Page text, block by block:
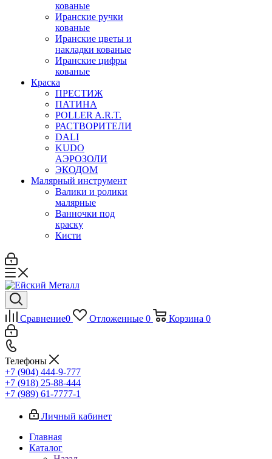
кованые
Иранские ручки
кованые
Иранские цветы и
накладки кованые
Иранские цифры
кованые
Краска
ПРЕСТИЖ
ПАТИНА
POLLER A.R.T.
РАСТВОРИТЕЛИ
DALI
KUDO
АЭРОЗОЛИ
ЭКОДОМ
Малярный инструмент
Валики и ролики
малярные
Ванночки под
краску
Кисти
Сравнение0 Отложенные 0 Корзина 0
Телефоны
+7 (904) 444-9-777
+7 (918) 25-88-444
+7 (989) 61-7777-1
Личный кабинет
Главная
Каталог